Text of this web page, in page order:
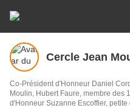
Cercle Jean
Co-Président d'Honneur Daniel
Moulin, Hubert Faure, membre des 177 du Commando Kieffer, membre
d'Honneur Suzanne Escoffier,